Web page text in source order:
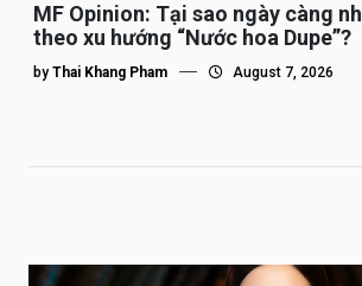
MF Opinion: Tại sao ngày càng
theo xu hướng “Nước hoa Dupe”?
by Thai Khang Pham August 7, 2026